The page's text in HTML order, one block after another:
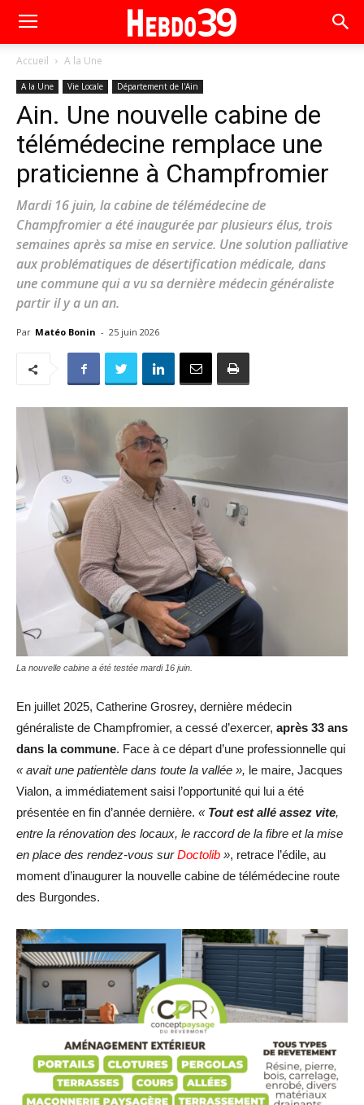
Accueil A la Une
A la Une Vie Locale Département de l'Ain
Ain. Une nouvelle cabine de
télémédecine remplace une
praticienne à Champfromier
Mardi 16 juin, la cabine de télémédecine de
Champfromier a été inaugurée par plusieurs élus, trois
semaines après sa mise en service. Une solution palliative
aux problématiques de désertification médicale, dans
une commune qui a vu sa dernière médecin généraliste
partir il y a un an.
Par Matéo Bonin - 25 juin 2026
La nouvelle cabine a été testée mardi 16 juin.
En juillet 2025, Catherine Grosrey, dernière médecin
généraliste de Champfromier, a cessé d’exercer, après 33 ans
dans la commune. Face à ce départ d’une professionnelle qui
« avait une patientèle dans toute la vallée », le maire, Jacques
Vialon, a immédiatement saisi l’opportunité qui lui a été
présentée en fin d’année dernière. « Tout est allé assez vite,
entre la rénovation des locaux, le raccord de la fibre et la mise
en place des rendez-vous surDoctolib », retrace l’édile, au
moment d’inaugurer la nouvelle cabine de télémédecine route
des Burgondes.